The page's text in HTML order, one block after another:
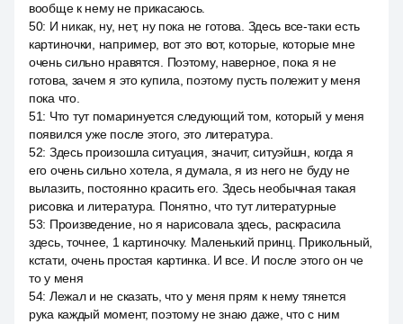
вообще к нему не прикасаюсь.
50: И никак, ну, нет, ну пока не готова. Здесь все-таки есть
картиночки, например, вот это вот, которые, которые мне
очень сильно нравятся. Поэтому, наверное, пока я не
готова, зачем я это купила, поэтому пусть полежит у меня
пока что.
51: Что тут помаринуется следующий том, который у меня
появился уже после этого, это литература.
52: Здесь произошла ситуация, значит, ситуэйшн, когда я
его очень сильно хотела, я думала, я из него не буду не
вылазить, постоянно красить его. Здесь необычная такая
рисовка и литература. Понятно, что тут литературные
53: Произведение, но я нарисовала здесь, раскрасила
здесь, точнее, 1 картиночку. Маленький принц. Прикольный,
кстати, очень простая картинка. И все. И после этого он че
то у меня
54: Лежал и не сказать, что у меня прям к нему тянется
рука каждый момент, поэтому не знаю даже, что с ним